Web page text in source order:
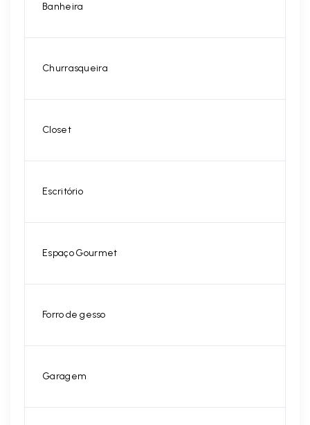
Banheira
Churrasqueira
Closet
Escritório
Espaço Gourmet
Forro de gesso
Garagem